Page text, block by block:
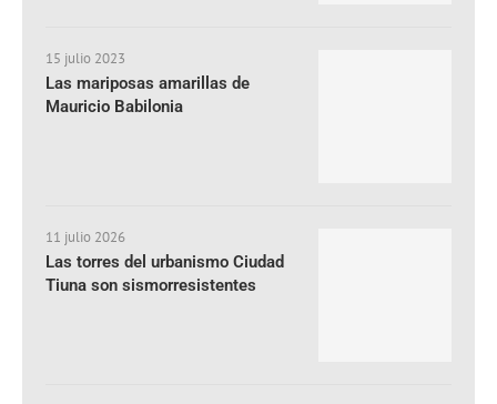
15 julio 2023
Las mariposas amarillas de
Mauricio Babilonia
11 julio 2026
Las torres del urbanismo Ciudad
Tiuna son sismorresistentes